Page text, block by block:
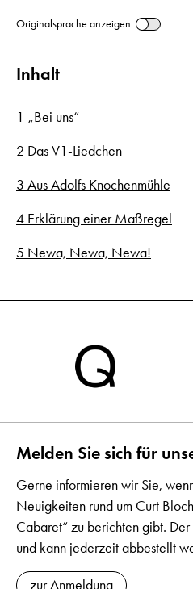
Originalsprache anzeigen
Inhalt
1 „Bei uns“
2 Das V1-Liedchen
3 Aus Adolfs Knochenmühle
4 Erklärung einer Maßregel
5 Newa, Newa, Newa!
Melden Sie sich für
Gerne informieren wir Sie,
Neuigkeiten rund um Curt
Cabaret“ zu berichten gibt.
und kann jederzeit abbestellt
zur Anmeldung